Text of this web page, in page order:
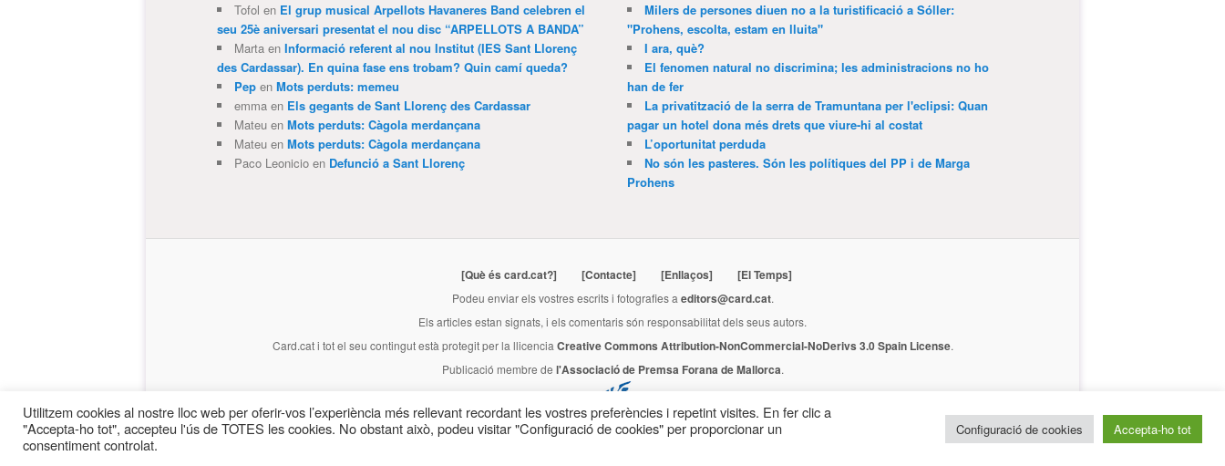
Tofol en El grup musical Arpellots Havaneres Band celebren el
seu 25è aniversari presentat el nou disc “ARPELLOTS A BANDA”
Martaen Informació referent al nou Institut (IES Sant Llorenç
des Cardassar). En quina fase ens trobam? Quin camí queda?
Pepen Mots perduts: memeu
emmaen Els gegants de Sant Llorenç des Cardassar
Mateuen Mots perduts: Càgola merdançana
Mateuen Mots perduts: Càgola merdançana
Paco Leonicioen Defunció a Sant Llorenç
Milers de persones diuen no a la turistificació a Sóller:
"Prohens, escolta, estam en lluita"
I ara, què?
El fenomen natural no discrimina; les administracions no ho
han de fer
La privatització de la serra de Tramuntana per l'eclipsi: Quan
pagar un hotel dona més drets que viure-hi al costat
L’oportunitat perduda
No són les pasteres. Són les polítiques del PP i de Marga
Prohens
[Què és card.cat?] [Contacte] [Enllaços] [El Temps]
Podeu enviar els vostres escrits i fotografies a editors@card.cat.
Els articles estan signats, i els comentaris són responsabilitat dels seus autors.
Card.cati tot el seu contingut està protegit per la llicencia Creative Commons Attribution-NonCommercial-NoDerivs 3.0 Spain License.
Publicació membre de l'Associació de Premsa Forana de Mallorca.
Utilitzem cookies al nostre lloc web per oferir-vos l’experiència més rellevant recordant les vostres preferències i repetint visites. En fer clic a
"Accepta-ho tot", accepteu l'ús de TOTES les cookies. No obstant això, podeu visitar "Configuració de cookies" per proporcionar un
consentiment controlat.
Configuració de cookies Accepta-ho tot